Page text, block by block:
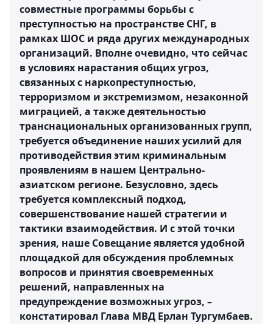
совместные программы борьбы с
преступностью на пространстве СНГ, в
рамках ШОС и ряда других международных
организаций. Вполне очевидно, что сейчас
в условиях нарастания общих угроз,
связанных с наркопреступностью,
терроризмом и экстремизмом, незаконной
миграцией, а также деятельностью
транснациональных организованных групп,
требуется объединение наших усилий для
противодействия этим криминальным
проявлениям в нашем Центрально-
азиатском регионе. Безусловно, здесь
требуется комплексный подход,
совершенствование нашей стратегии и
тактики взаимодействия. И с этой точки
зрения, наше Совещание является удобной
площадкой для обсуждения проблемных
вопросов и принятия своевременных
решений, направленных на
предупреждение возможных угроз, –
констатировал Глава МВД Ерлан Тургумбаев.